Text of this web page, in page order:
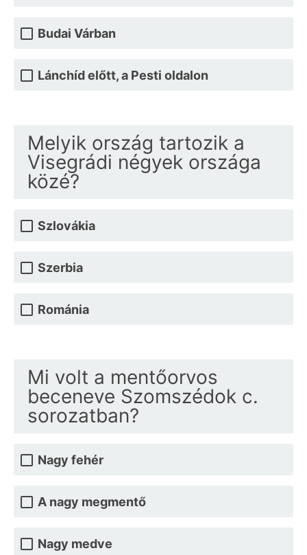
Budai Várban
Lánchíd előtt, a Pesti oldalon
Melyik ország tartozik a
Visegrádi négyek országa
közé?
Szlovákia
Szerbia
Románia
Mi volt a mentőorvos
beceneve Szomszédok c.
sorozatban?
Nagy fehér
A nagy megmentő
Nagy medve